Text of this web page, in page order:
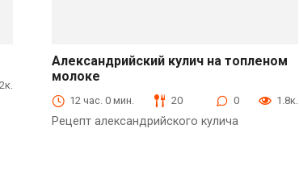
Выпечка
Александрийский кулич на топленом
молоке
12 час. 0 мин. 20 0 1.8к.
Рецепт александрийского кулича